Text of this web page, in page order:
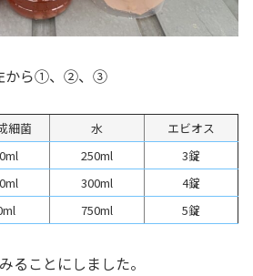
から①、②、③
細菌 水
エビオス
250ml
3錠
300ml
4錠
750ml 5錠
ることにしました。